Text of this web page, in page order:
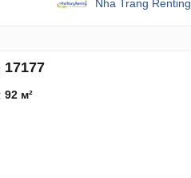
Nha Trang Renting
92 м²